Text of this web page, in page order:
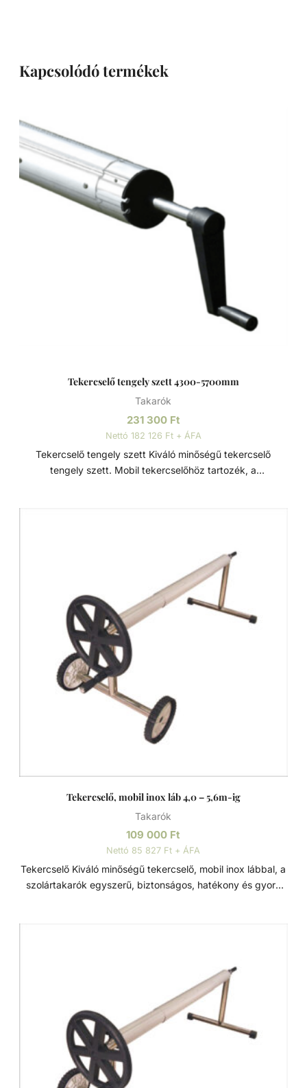
Kapcsolódó termékek
Tekercselő tengely szett 4300-5700mm
Takarók
231 300 Ft
Nettó 182 126 Ft + ÁFA
Tekercselő tengely szett Kiváló minőségű tekercselő
tengely szett. Mobil tekercselőhöz tartozék, a
Tekercselő, mobil inox láb 4,0 – 5,6m-ig
Takarók
109 000 Ft
Nettó 85 827 Ft + ÁFA
Tekercselő Kiváló minőségű tekercselő, mobil inox lábbal, a
szolártakarók egyszerű, biztonságos, hatékony és gyors
megelőzéséhez, nagyméretű kézi kurbli a könnyed
felcsévéléshez, csatlakozó pántok a szolártakaró egyszerű
acél és alumínium - Medenceméret: 3,4 - 4,7 m -ig